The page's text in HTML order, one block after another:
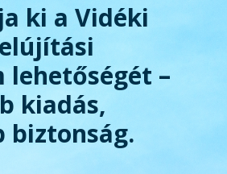
ki a Vidéki
lehetőségét –
kiadás,
biztonság.